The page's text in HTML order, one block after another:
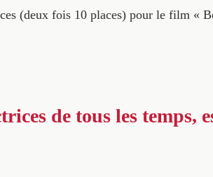
(deux fois 10 places) pour le film «
de tous les temps,